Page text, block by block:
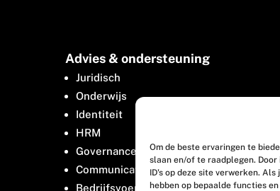
Om de beste ervaringen te
slaan en/of te raadplegen.
ID's op deze site verwerken.
hebben op bepaalde functies
Advies & ondersteuning
Juridisch
Onderwijs
Identiteit
HRM
Governance
Communicatie
Bedrijfsvoering